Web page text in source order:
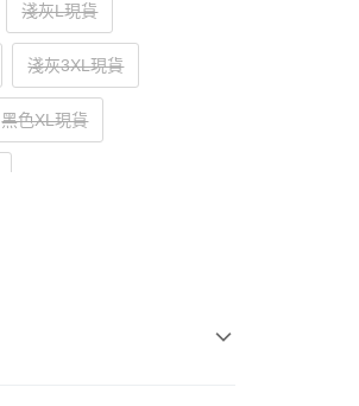
淺灰L現貨
淺灰3XL現貨
黑色XL現貨